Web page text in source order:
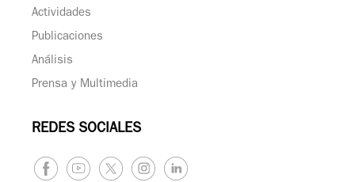
Actividades
Publicaciones
Análisis
Prensa y Multimedia
REDES SOCIALES